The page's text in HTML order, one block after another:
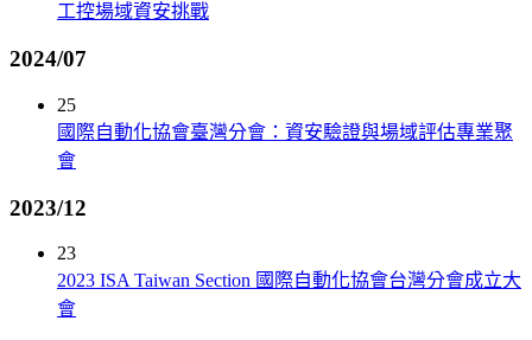
工控場域資安挑戰
2024/07
25
國際自動化協會臺灣分會：資安驗證與場域評估專業聚
會
2023/12
23
2023 ISA Taiwan Section 國際自動化協會台灣分會成立大
會